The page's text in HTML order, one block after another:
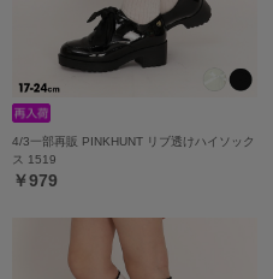
4/3一部再販 PINKHUNT リブ透けハイソック
ス 1519
￥979